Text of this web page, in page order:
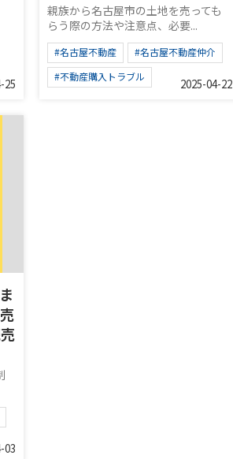
25
親族から名古屋市の土地を売っても
らう際の方法や注意点、必要...
#名古屋不動産
#名古屋不動産仲介
#不動産購入トラブル
2025-04-22
03